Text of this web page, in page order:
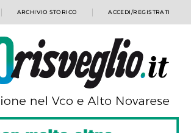
ARCHIVIO STORICO ACCEDI/REGISTRATI